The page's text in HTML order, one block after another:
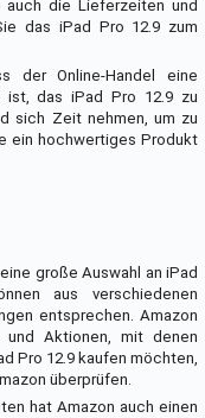
die Lieferzeiten und
das iPad Pro 12.9 zum
der Online-Handel eine
ist, das iPad Pro 12.9 zu
sich Zeit nehmen, um zu
ein hochwertiges Produkt
große Auswahl an iPad
aus verschiedenen
entsprechen. Amazon
Aktionen, mit denen
Pro 12.9 kaufen möchten,
überprüfen.
hat Amazon auch einen